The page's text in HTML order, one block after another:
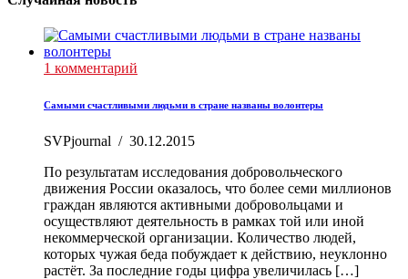
1 комментарий
Самыми счастливыми людьми в стране названы волонтеры
SVPjournal / 30.12.2015
По результатам исследования добровольческого
движения России оказалось, что более семи миллионов
граждан являются активными добровольцами и
осуществляют деятельность в рамках той или иной
некоммерческой организации. Количество людей,
которых чужая беда побуждает к действию, неуклонно
растёт. За последние годы цифра увеличилась […]